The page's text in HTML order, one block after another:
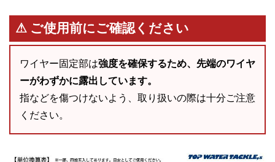
⚠ ご使用前にご確認ください
ワイヤー固定部は強度を確保するため、先端のワイヤ
ーがわずかに露出しています。
指などを傷つけないよう、取り扱いの際は十分ご注意
ください。